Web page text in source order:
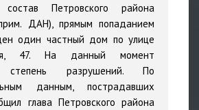
Петровского района
ДАН), прямым попаданием
один частный дом по улице
47. На данный момент
степень разрушений. По
данным, пострадавших
глава Петровского района